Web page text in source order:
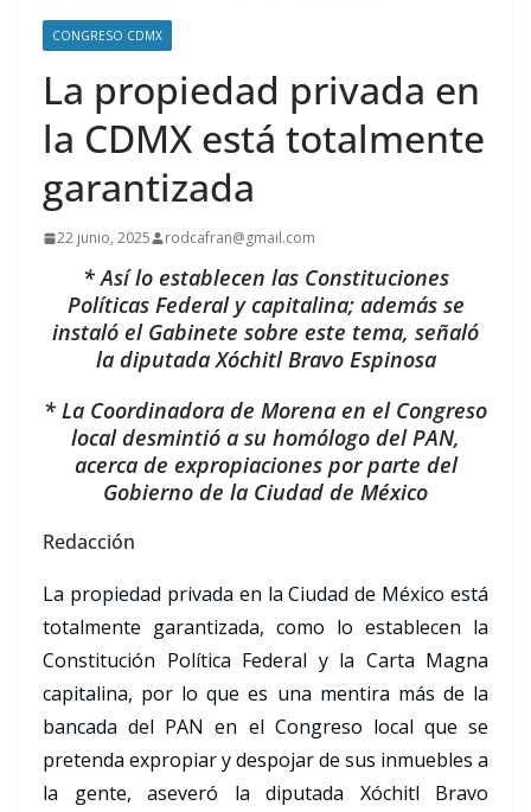
CONGRESO CDMX
La propiedad privada en
la CDMX está totalmente
garantizada
22 junio, 2025 rodcafran@gmail.com
* Así lo establecen las Constituciones
Políticas Federal y capitalina; además se
instaló el Gabinete sobre este tema, señaló
la diputada Xóchitl Bravo Espinosa
* La Coordinadora de Morena en el Congreso
local desmintió a su homólogo del PAN,
acerca de expropiaciones por parte del
Gobierno de la Ciudad de México
Redacción
La propiedad privada en la Ciudad de México está
totalmente garantizada, como lo establecen la
Constitución Política Federal y la Carta Magna
capitalina, por lo que es una mentira más de la
bancada del PAN en el Congreso local que se
pretenda expropiar y despojar de sus inmuebles a
la gente, aseveró la diputada Xóchitl Bravo